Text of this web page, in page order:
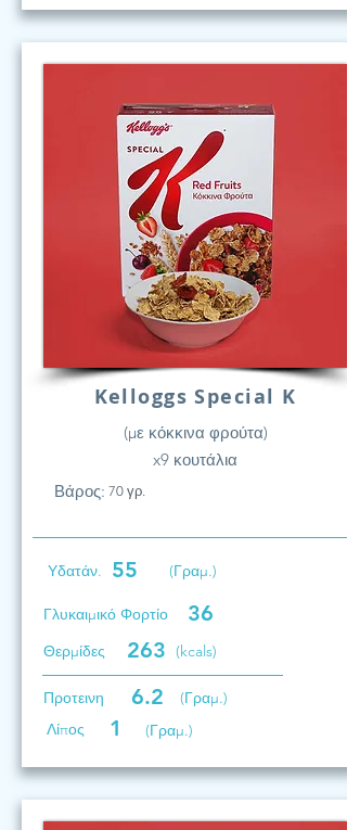
Kelloggs Special K
(με κόκκινα φρούτα)
x9 κουτάλια
Βάρος: 70 γρ.
Υδατάν. 55 (Γραμ.)
Γλυκαιμικό Φορτίο 36
Θερμίδες 263 (kcals)
Προτεινη 6.2
(Γραμ.)
Λίπος
1 (Γραμ.)